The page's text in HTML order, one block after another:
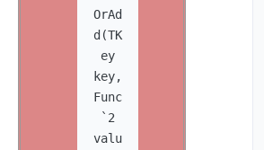
OrAd
d(TK
ey
key,
Func
`2
valu